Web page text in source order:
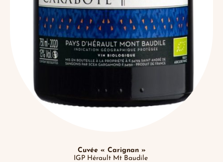
Cuvée « Carignan »
IGP Hérault Mt Baudile